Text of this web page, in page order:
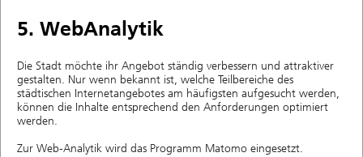
5. WebAnalytik
Die Stadt möchte ihr Angebot ständig verbessern und attraktiver
gestalten. Nur wenn bekannt ist, welche Teilbereiche des
städtischen Internetangebotes am häufigsten aufgesucht werden,
können die Inhalte entsprechend den Anforderungen optimiert
werden.
Zur Web-Analytik wird das Programm Matomo eingesetzt.